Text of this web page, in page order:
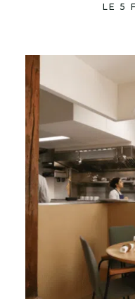
LE 5